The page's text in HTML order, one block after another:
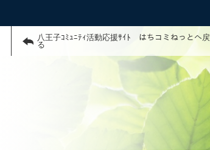
八王子ｺﾐｭﾆﾃｨ活動応援ｻｲﾄ はちコミねっとへ戻
る